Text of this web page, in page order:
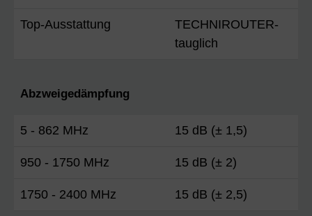
Top-Ausstattung
TECHNIROUTER-
tauglich
Abzweigedämpfung
5 - 862 MHz 15 dB (± 1,5)
950 - 1750 MHz 15 dB (± 2)
1750 - 2400 MHz 15 dB (± 2,5)